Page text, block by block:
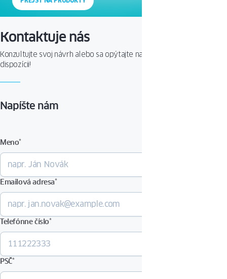
Kontaktuje nás
Konzultujte svoj návrh alebo sa opýtajte na produkt. Sme Vám k
dispozícii!
Napíšte nám
Meno*
Emailová adresa*
Telefónne číslo*
PSČ*